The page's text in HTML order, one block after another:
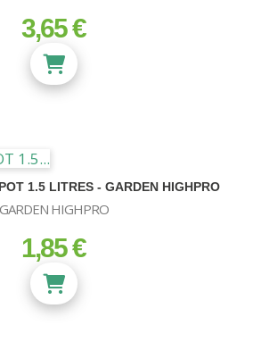
prix
3,65 €
1.5 LITRES - GARDEN HIGHPRO
GARDEN HIGHPRO
prix
1,85 €